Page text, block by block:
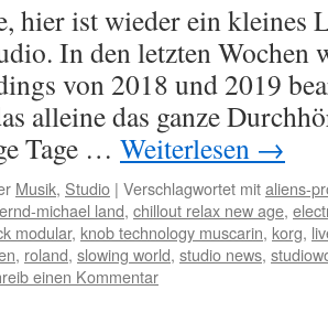
hier ist wieder ein kleines
In den letzten Wochen
von 2018 und 2019
alleine das ganze
Tage … Weiterlesen →
Musik, Studio | Verschlagwortet mitaliens-
michael land, chillout relax new age,
modular, knob technology muscarin, korg,
, roland, slowing world, studio news,
einen Kommentar